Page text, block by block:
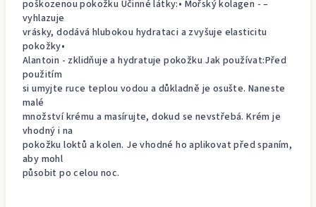
poškozenou pokožku Účinné látky:• Mořský kolagen - –
vyhlazuje
vrásky, dodává hlubokou hydrataci a zvyšuje elasticitu
pokožky•
Alantoin - zklidňuje a hydratuje pokožku Jak používat:Před
použitím
si umyjte ruce teplou vodou a důkladně je osušte. Naneste
malé
množství krému a masírujte, dokud se nevstřebá. Krém je
vhodný i na
pokožku loktů a kolen. Je vhodné ho aplikovat před spaním,
aby mohl
působit po celou noc.